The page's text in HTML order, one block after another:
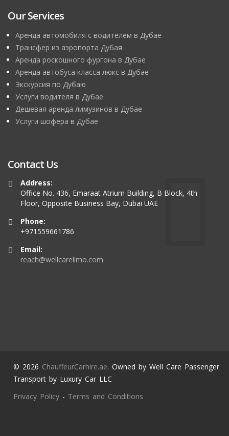
Our Services
Аренда автомобиля с водителем в Дубае
Трансфер из аэропорта Дубая
Аренда роскошного фургона в Дубае
Аренда автобуса класса люкс в Дубае
Экскурсия по Дубаю
Услуги водителя в Дубае
Дешевая аренда лимузинов в Дубае
Услуги шофера в Дубае
Contact Us
Address:
Office No. 436, Emaraat Atrium Building, B Block, 4th
Floor, Opposite Business Bay, Dubai UAE
Phone:
+971559661786
Email:
reach@wellcarelimo.com
© 2026 ChauffeurCarhire.ae. Owned by Well Care Passenger
Transport by Luxury Car LLC
Privacy Policy - Terms and Conditions